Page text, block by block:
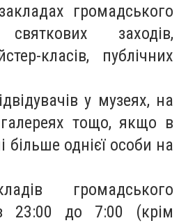
громадського
заходів,
класів, публічних
у музеях, на
тощо, якщо в
більше однієї особи на
громадського
23:00 до 7:00 (крім